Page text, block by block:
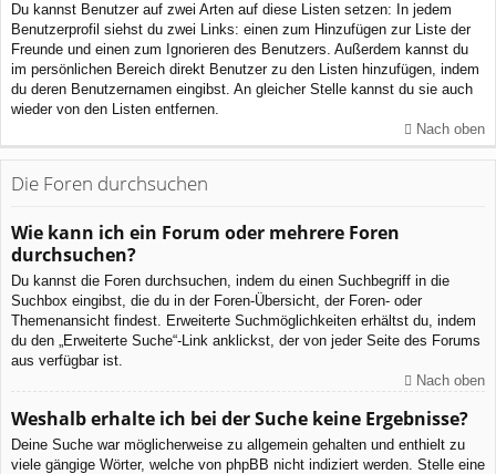
Du kannst Benutzer auf zwei Arten auf diese Listen setzen: In jedem
Benutzerprofil siehst du zwei Links: einen zum Hinzufügen zur Liste der
Freunde und einen zum Ignorieren des Benutzers. Außerdem kannst du
im persönlichen Bereich direkt Benutzer zu den Listen hinzufügen, indem
du deren Benutzernamen eingibst. An gleicher Stelle kannst du sie auch
wieder von den Listen entfernen.
Nach oben
Die Foren durchsuchen
Wie kann ich ein Forum oder mehrere Foren
durchsuchen?
Du kannst die Foren durchsuchen, indem du einen Suchbegriff in die
Suchbox eingibst, die du in der Foren-Übersicht, der Foren- oder
Themenansicht findest. Erweiterte Suchmöglichkeiten erhältst du, indem
du den „Erweiterte Suche“-Link anklickst, der von jeder Seite des Forums
aus verfügbar ist.
Nach oben
Weshalb erhalte ich bei der Suche keine Ergebnisse?
Deine Suche war möglicherweise zu allgemein gehalten und enthielt zu
viele gängige Wörter, welche von phpBB nicht indiziert werden. Stelle eine